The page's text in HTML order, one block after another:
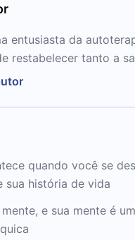
entusiasta da
restabelecer tanto a
felicidade duradoura
quando você se
sua história de vida
e sua mente é